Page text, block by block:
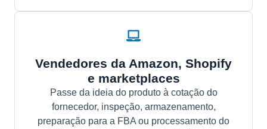
Vendedores da Amazon, Shopify
e marketplaces
Passe da ideia do produto à cotação do
fornecedor, inspeção, armazenamento,
preparação para a FBA ou processamento do